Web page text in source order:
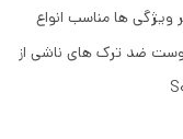
سایر ویژگی ها مناسب انواع
ضد ترک های ناشی از